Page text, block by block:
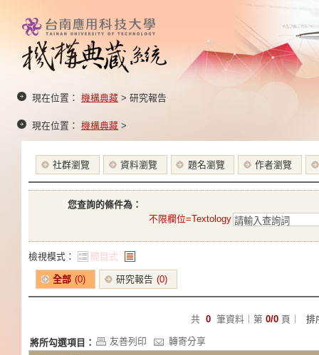
現在位置： 機構典藏 > 研究報告
現在位置： 機構典藏 >
社群瀏覽 資料瀏覽 題名瀏覽 作者瀏覽
您查詢的條件為：
不限欄位=Textology
檢視模式： 簡目式
全部 (0) 研究報告 (0)
共 0 筆資料｜第 0/0 頁｜ 排
將所勾選項目： 友善列印
轉寄分享